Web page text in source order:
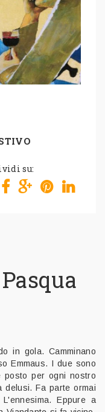
su:
in gola. Camminano
Emmaus. I due sono
posto per ogni nostro
delusi. Fa parte ormai
Eppure a